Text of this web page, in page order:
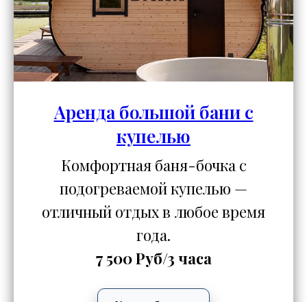
Аренда большой бани с
купелью
Комфортная баня-бочка с
подогреваемой купелью —
отличный отдых в любое время
года.
7 500 Руб/3 часа